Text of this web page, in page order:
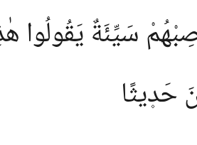
سَيِّئَةٌ يَقُولُوا
حَد۪يثًا